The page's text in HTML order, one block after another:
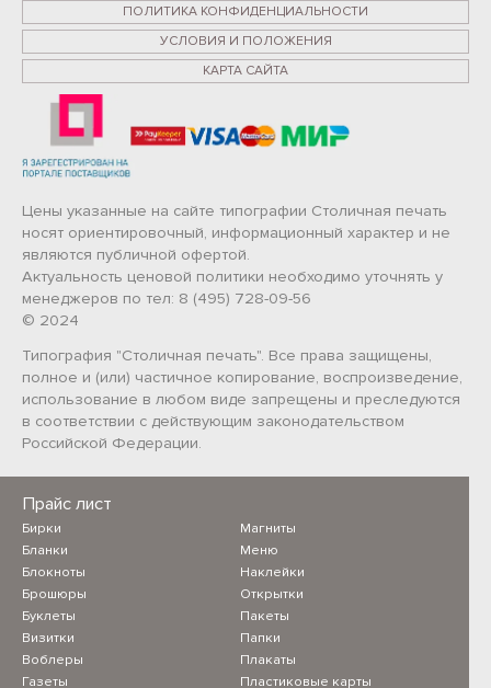
Прайс лист
Бирки
Бланки
Блокноты
Брошюры
Буклеты
Визитки
Воблеры
Газеты
Магниты
Меню
Наклейки
Открытки
Пакеты
Папки
Плакаты
Пластиковые карты
ПОЛИТИКА КОНФИДЕНЦИАЛЬНОСТИ
УСЛОВИЯ И ПОЛОЖЕНИЯ
КАРТА САЙТА
Цены указанные на сайте типографии Столичная печать
носят ориентировочный, информационный характер и не
являются публичной офертой.
Актуальность ценовой политики необходимо уточнять у
менеджеров по тел: 8 (495) 728-09-56
© 2024
Типография "Столичная печать". Все права защищены,
полное и (или) частичное копирование, воспроизведение,
использование в любом виде запрещены и преследуются
в соответствии с действующим законодательством
Российской Федерации.